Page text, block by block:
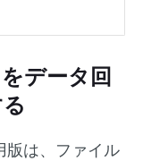
データ回
版は、ファイル